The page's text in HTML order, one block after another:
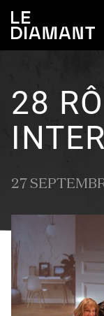
28
27
Facebook
undefined
linkedin
undefined
twitter
undefined
Courriel